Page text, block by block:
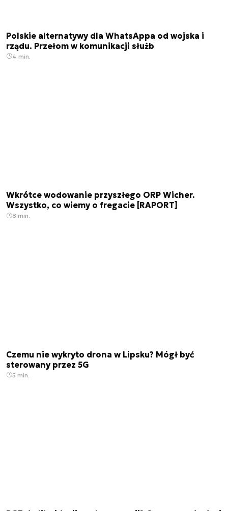
Polskie alternatywy dla WhatsAppa od wojska i
rządu. Przełom w komunikacji służb
4 min.
Wkrótce wodowanie przyszłego ORP Wicher.
Wszystko, co wiemy o fregacie [RAPORT]
8 min.
Czemu nie wykryto drona w Lipsku? Mógł być
sterowany przez 5G
5 min.